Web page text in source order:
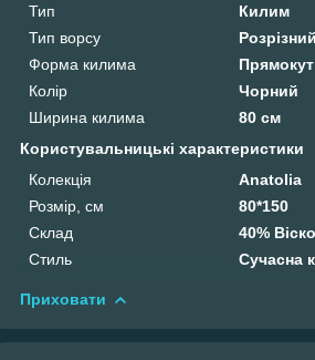
Тип
Килим
Тип ворсу
Розрізний
Форма килима
Колір
Чорний
Ширина килима
80 см
Користувальницькі характеристики
Колекція
Anatolia
Розмір, см
80*150
Склад
40%
Стиль
Сучасна
Приховати